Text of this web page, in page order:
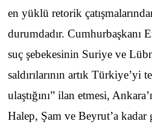
en yüklü retorik
durumdadır. Cumhurbaşkanı
suç şebekesinin Suriye ve
saldırılarının artık Türkiye’yi
ulaştığını” ilan etmesi,
Halep, Şam ve Beyrut’a